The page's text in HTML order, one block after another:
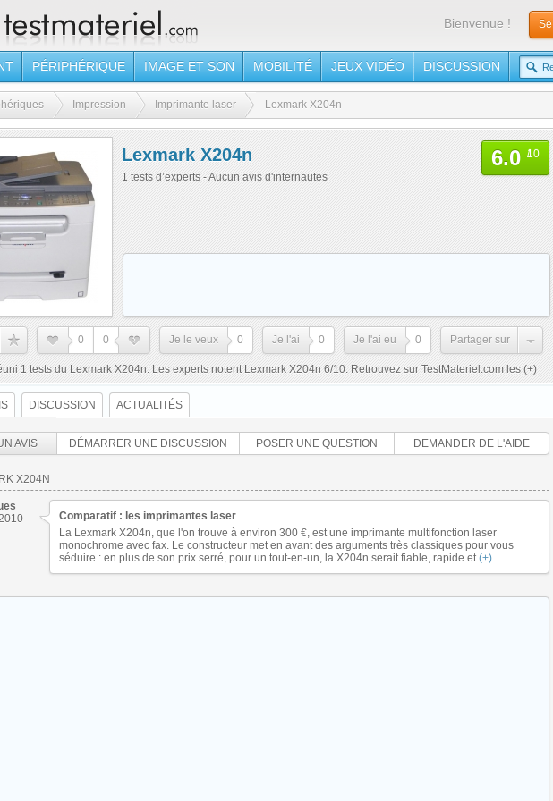
Bienvenue !
PÉRIPHÉRIQUE IMAGE ET SON MOBILITÉ JEUX VIDÉO DISCUSSION
Impression Imprimante laser Lexmark X204n
Lexmark X204n
1 tests d’experts - Aucun avis d'internautes
6.0 /10
0 0 Je le veux 0 Je l'ai 0 Je l'ai eu 0 Partager sur
1 tests du Lexmark X204n. Les experts notent Lexmark X204n 6/10. Retrouvez sur TestMateriel.com les (+)
DISCUSSION ACTUALITÉS
AVIS DÉMARRER UNE DISCUSSION POSER UNE QUESTION DEMANDER DE L'AIDE
X204N
Comparatif : les imprimantes laser
La Lexmark X204n, que l'on trouve à environ 300 €, est une imprimante multifonction laser
monochrome avec fax. Le constructeur met en avant des arguments très classiques pour vous
séduire : en plus de son prix serré, pour un tout-en-un, la X204n serait fiable, rapide et(+)